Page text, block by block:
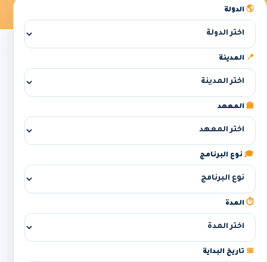
🌎 الدولة
📍 المدينة
🏫 المعهد
🎓 نوع البرنامج
⏱️ المدة
📅 تاريخ البداية